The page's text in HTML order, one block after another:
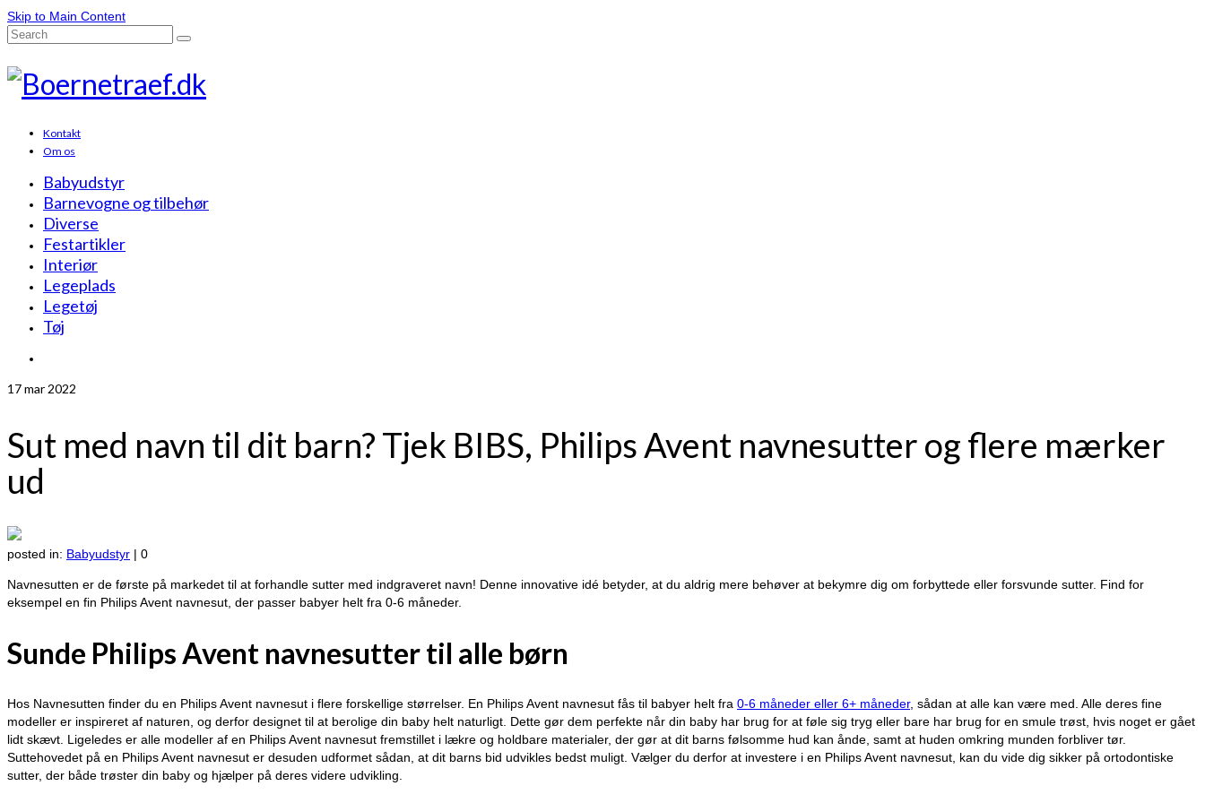
Skip to Main Content
Search
Kontakt
Om os
Babyudstyr
Barnevogne og tilbehør
Diverse
Festartikler
Interiør
Legeplads
Legetøj
Tøj
17mar 2022
Sut med navn til dit barn? Tjek BIBS, Philips Avent navnesutter og flere mærker
ud
posted in: Babyudstyr | 0
Navnesutten er de første på markedet til at forhandle sutter med indgraveret navn! Denne innovative idé betyder, at du aldrig mere behøver at bekymre dig om forbyttede eller forsvunde sutter. Find for
eksempel en fin Philips Avent navnesut, der passer babyer helt fra 0-6 måneder.
Sunde Philips Avent navnesutter til alle børn
Hos Navnesutten finder du en Philips Avent navnesut i flere forskellige størrelser. En Philips Avent navnesut fås til babyer helt fra 0-6 måneder eller 6+ måneder, sådan at alle kan være med. Alle deres fine
modeller er inspireret af naturen, og derfor designet til at berolige din baby helt naturligt. Dette gør dem perfekte når din baby har brug for at føle sig tryg eller bare har brug for en smule trøst, hvis noget er gået
lidt skævt. Ligeledes er alle modeller af en Philips Avent navnesut fremstillet i lækre og holdbare materialer, der gør at dit barns følsomme hud kan ånde, samt at huden omkring munden forbliver tør.
Suttehovedet på en Philips Avent navnesut er desuden udformet sådan, at dit barns bid udvikles bedst muligt. Vælger du derfor at investere i en Philips Avent navnesut, kan du vide dig sikker på ortodontiske
sutter, der både trøster din baby og hjælper på deres videre udvikling.